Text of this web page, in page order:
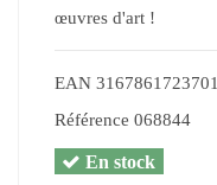
œuvres d'art !
EAN 3167861723701
Référence 068844
En stock